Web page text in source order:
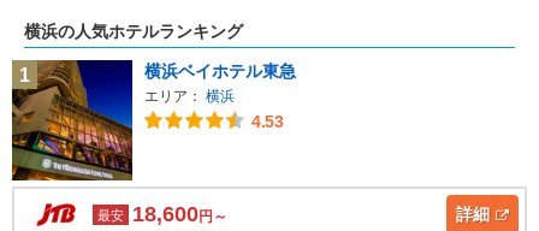
横浜の人気ホテルランキング
1 横浜ベイホテル東急
エリア： 横浜
4.53
最安 18,600円～ 詳細